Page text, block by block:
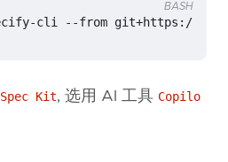
BASH
Spec Kit, 选用 AI 工具 Copilo